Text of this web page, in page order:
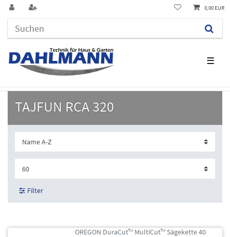
☰
0,00 EUR
TAJFUN RCA 320
Filter
OREGON DuraCut™ MultiCut™ Sägekette 40